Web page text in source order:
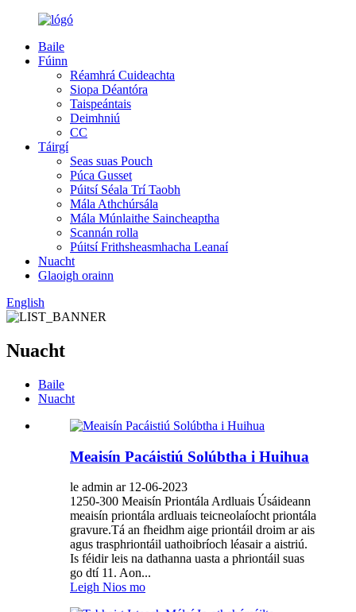
Baile
Fúinn
Réamhrá Cuideachta
Siopa Déantóra
Taispeántais
Deimhniú
CC
Táirgí
Seas suas Pouch
Púca Gusset
Púitsí Séala Trí Taobh
Mála Athchúrsála
Mála Múnlaithe Saincheaptha
Scannán rolla
Púitsí Frithsheasmhacha Leanaí
Nuacht
Glaoigh orainn
English
Nuacht
Baile
Nuacht
Meaisín Pacáistiú Solúbtha i Huihua
le admin ar 12-06-2023
1250-300 Meaisín Priontála Ardluais Úsáideann
meaisín priontála ardluais teicneolaíocht priontála
gravure.Tá an fheidhm aige priontáil droim ar ais
agus trasphriontáil uathoibríoch léasair a aistriú.
Is féidir leis na dathanna uasta a phriontáil suas
go dtí 11. Aon...
Leigh Nios mo